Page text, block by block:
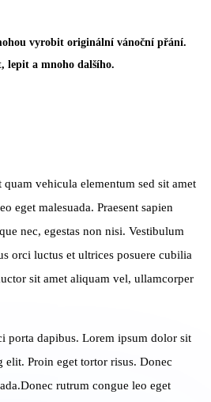
vyrobit originální vánoční přání.
lepit a mnoho dalšího.
vehicula elementum sed sit amet
eget malesuada. Praesent sapien
nec, egestas non nisi. Vestibulum
orci luctus et ultrices posuere cubilia
sit amet aliquam vel, ullamcorper
porta dapibus. Lorem ipsum dolor sit
elit. Proin eget tortor risus. Donec
rutrum congue leo eget